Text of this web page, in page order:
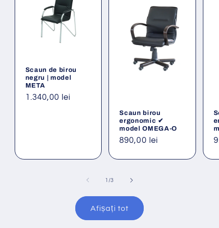
Scaun de birou
negru | model
META
Preț
1.340,00 lei
Scaun birou
ergonomic ✔
model OMEGA-O
Preț
890,00 lei
1 /din
3
Afișați tot